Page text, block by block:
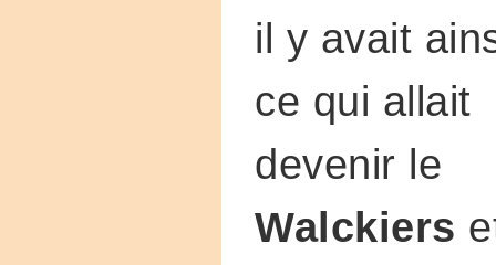
il y avait
ce qui allait
devenir le
Walckiers